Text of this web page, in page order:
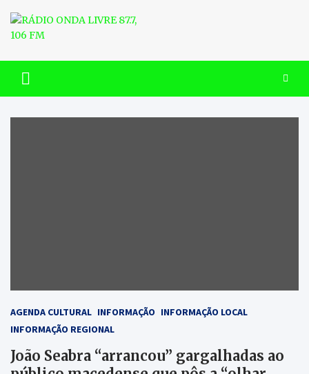
content
RÁDIO ONDA LIVRE 87.7, 106
FM
AGENDA CULTURAL INFORMAÇÃO INFORMAÇÃO LOCAL
INFORMAÇÃO REGIONAL
João Seabra “arrancou” gargalhadas ao